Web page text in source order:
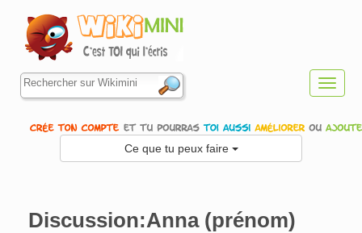
Ce que tu peux faire
Discussion:Anna (prénom)